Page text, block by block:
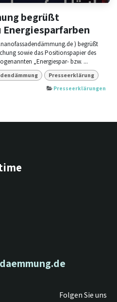
begrüßt
) begrüßt
sowie das Positionspapier des
„Energiespar- bzw. ...
Presseerklärung
Presseerklärungen
Folgen Sie uns